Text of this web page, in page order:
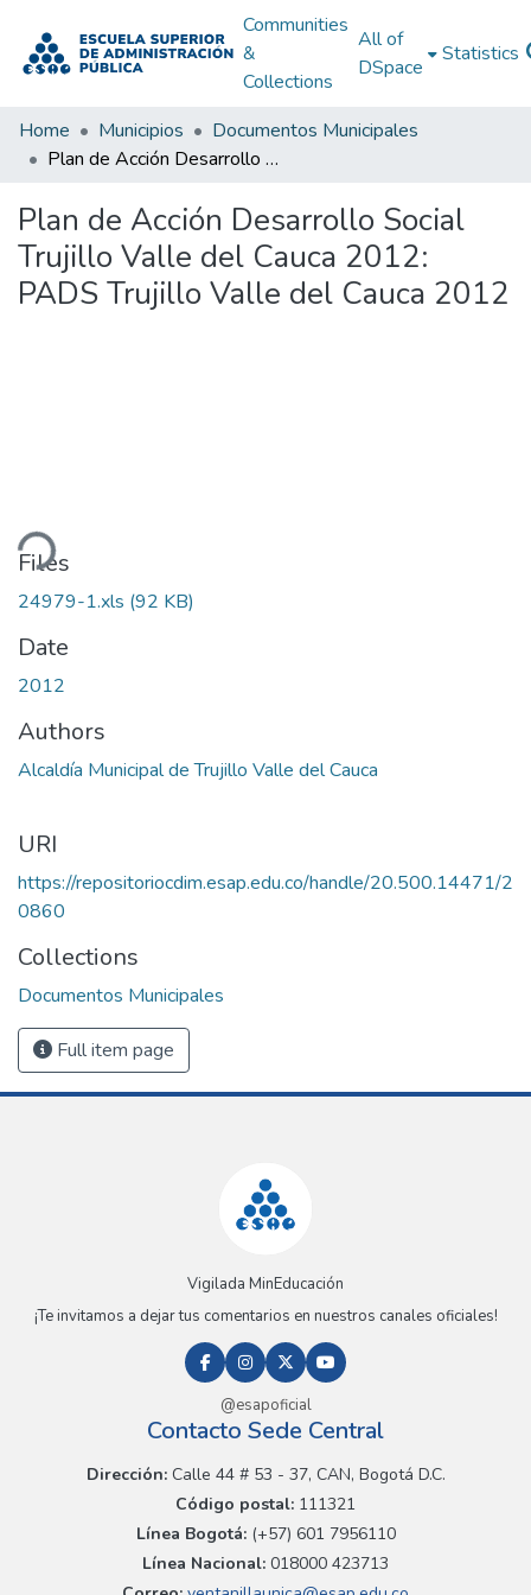
Communities
&
Collections
All of
DSpace
Statistics
Home Municipios
Documentos Municipales
Plan de Acción Desarrollo Social Trujillo Valle del Cauca 2012: PADS Trujillo Valle del Cauca 2012
Plan de Acción Desarrollo Social
Trujillo Valle del Cauca 2012:
PADS Trujillo Valle del Cauca 2012
Files
24979-1.xls (92 KB)
Date
2012
Authors
Alcaldía Municipal de Trujillo Valle del Cauca
URI
https://repositoriocdim.esap.edu.co/handle/20.500.14471/2
0860
Collections
Documentos Municipales
Full item page
Vigilada MinEducación
¡Te invitamos a dejar tus comentarios en nuestros canales oficiales!
@esapoficial
Contacto Sede Central
Dirección:Calle 44 # 53 - 37, CAN, Bogotá D.C.
Código postal: 111321
Línea Bogotá:(+57) 601 7956110
Línea Nacional: 018000 423713